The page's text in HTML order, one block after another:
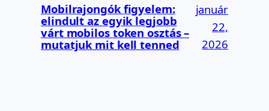
Mobilrajongók figyelem:
elindult az egyik legjobb
várt mobilos token osztás –
mutatjuk mit kell tenned
január
22,
2026